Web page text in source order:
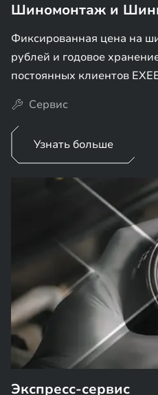
Шиномонтаж и
Фиксированная цена на
рублей и годовое
постоянных клиентов
Сервис
Узнать больше
Экспресс-сервис